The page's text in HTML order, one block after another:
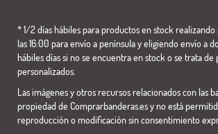
* 1/2 días hábiles para productos en stock realizando
las 16:00 para envío a península y eligiendo envío a
hábiles días si no se encuentra en stock o se trata de
personalizados.
Las imágenes y otros recursos relacionados con las
propiedad de Comprarbanderas.es y no está
reproducción o modificación sin consentimiento